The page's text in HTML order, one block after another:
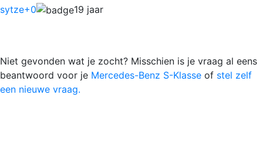
sytze+0 19 jaar
Niet gevonden wat je zocht? Misschien is je vraag al eens
beantwoord voor je Mercedes-Benz S-Klasse of stel zelf
een nieuwe vraag.